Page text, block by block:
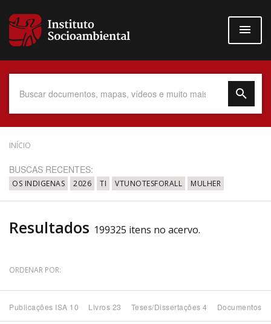
para
conteúdo
Data do Documento
Até
Povo Indígena
INÍCIO
BUSCAS RECENTES:
OS INDIGENAS 2026 TI VTUNOTESFORALL MULHER
Resultados 199325 itens no acervo.
ORDENAR POR:
Publicações ISA 10 Livros 23 Teses/Dissertações 4 Documentos